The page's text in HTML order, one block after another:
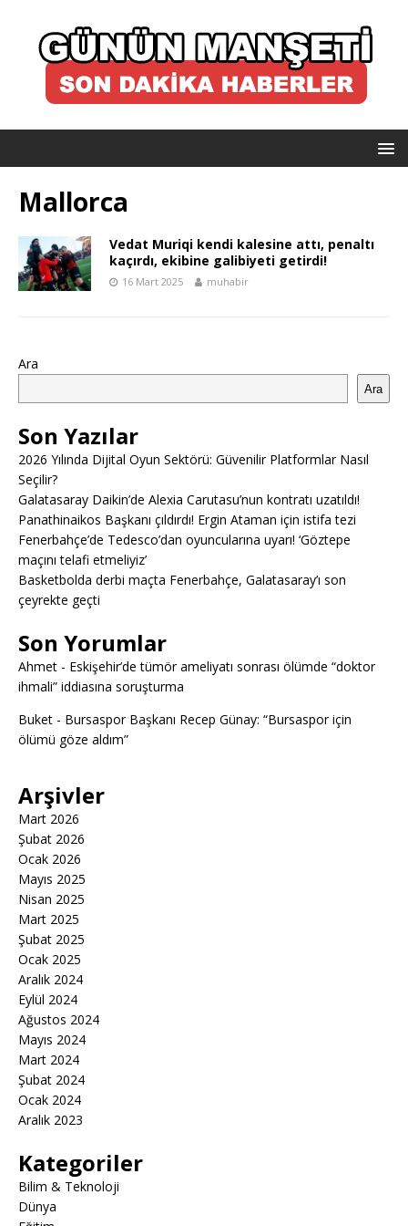
Mallorca
Vedat Muriqi kendi kalesine attı, penaltı
kaçırdı, ekibine galibiyeti getirdi!
16 Mart 2025 muhabir
Ara
Ara
Son Yazılar
2026 Yılında Dijital Oyun Sektörü: Güvenilir Platformlar Nasıl
Seçilir?
Galatasaray Daikin’de Alexia Carutasu’nun kontratı uzatıldı!
Panathinaikos Başkanı çıldırdı! Ergin Ataman için istifa tezi
Fenerbahçe’de Tedesco’dan oyuncularına uyarı! ‘Göztepe
maçını telafi etmeliyiz’
Basketbolda derbi maçta Fenerbahçe, Galatasaray’ı son
çeyrekte geçti
Son Yorumlar
Ahmet - Eskişehir’de tümör ameliyatı sonrası ölümde “doktor
ihmali” iddiasına soruşturma
Buket - Bursaspor Başkanı Recep Günay: “Bursaspor için
ölümü göze aldım”
Arşivler
Mart 2026
Şubat 2026
Ocak 2026
Mayıs 2025
Nisan 2025
Mart 2025
Şubat 2025
Ocak 2025
Aralık 2024
Eylül 2024
Ağustos 2024
Mayıs 2024
Mart 2024
Şubat 2024
Ocak 2024
Aralık 2023
Kategoriler
Bilim & Teknoloji
Dünya